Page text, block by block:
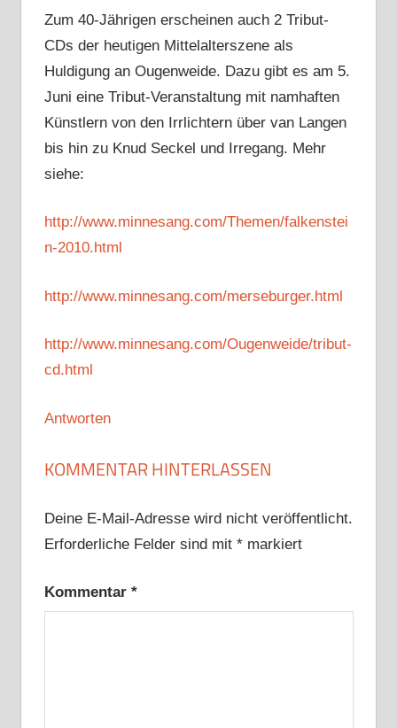
Zum 40-Jährigen erscheinen auch 2 Tribut-
CDs der heutigen Mittelalterszene als
Huldigung an Ougenweide. Dazu gibt es am 5.
Juni eine Tribut-Veranstaltung mit namhaften
Künstlern von den Irrlichtern über van Langen
bis hin zu Knud Seckel und Irregang. Mehr
siehe:
http://www.minnesang.com/Themen/falkenstei
n-2010.html
http://www.minnesang.com/merseburger.html
http://www.minnesang.com/Ougenweide/tribut-
cd.html
Antworten
KOMMENTAR HINTERLASSEN
Deine E-Mail-Adresse wird nicht veröffentlicht.
Erforderliche Felder sind mit *markiert
Kommentar *